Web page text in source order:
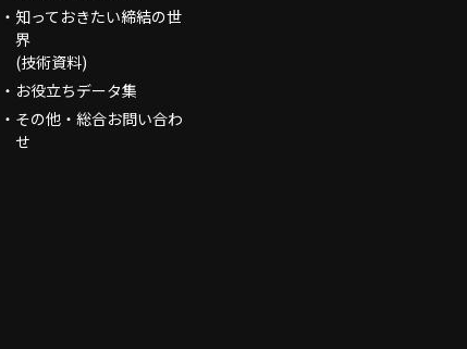
知っておきたい締結の世
界
(技術資料)
お役立ちデータ集
その他・総合お問い合わ
せ